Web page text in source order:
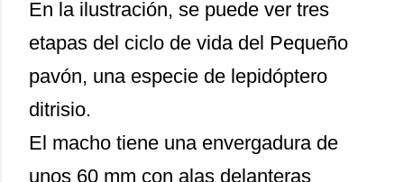
En la ilustración, se puede ver tres
etapas del ciclo de vida del Pequeño
pavón, una especie de lepidóptero
ditrisio.
El macho tiene una envergadura de
unos 60 mm con alas delanteras